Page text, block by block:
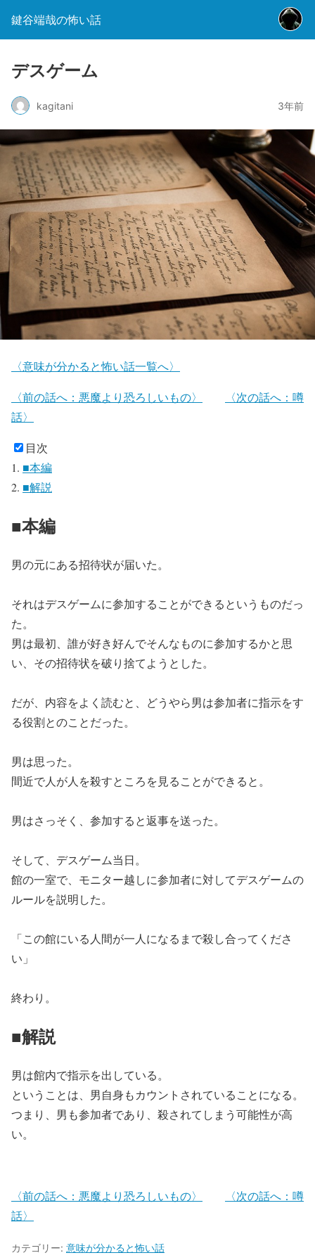
鍵谷端哉の怖い話
デスゲーム
kagitani 3年前
〈意味が分かると怖い話一覧へ〉
〈前の話へ：悪魔より恐ろしいもの〉
〈次の話へ：噂
話〉
目次
■本編
■解説
■本編
男の元にある招待状が届いた。
それはデスゲームに参加することができるというものだっ
た。
男は最初、誰が好き好んでそんなものに参加するかと思
い、その招待状を破り捨てようとした。
だが、内容をよく読むと、どうやら男は参加者に指示をす
る役割とのことだった。
男は思った。
間近で人が人を殺すところを見ることができると。
男はさっそく、参加すると返事を送った。
そして、デスゲーム当日。
館の一室で、モニター越しに参加者に対してデスゲームの
ルールを説明した。
「この館にいる人間が一人になるまで殺し合ってくださ
い」
終わり。
■解説
男は館内で指示を出している。
ということは、男自身もカウントされていることになる。
つまり、男も参加者であり、殺されてしまう可能性が高
い。
〈前の話へ：悪魔より恐ろしいもの〉
〈次の話へ：噂
話〉
カテゴリー: 意味が分かると怖い話